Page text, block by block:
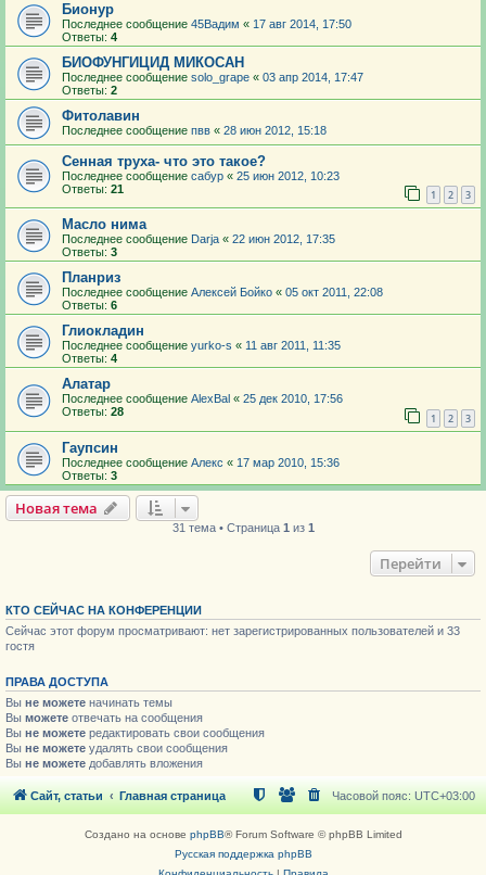
Бионур
Последнее сообщение 45Вадим « 17 авг 2014, 17:50
Ответы: 4
БИОФУНГИЦИД МИКОСАН
Последнее сообщение solo_grape « 03 апр 2014, 17:47
Ответы: 2
Фитолавин
Последнее сообщение пвв « 28 июн 2012, 15:18
Сенная труха- что это такое?
Последнее сообщение сабур « 25 июн 2012, 10:23
Ответы: 21 1 2 3
Масло нима
Последнее сообщение Darja « 22 июн 2012, 17:35
Ответы: 3
Планриз
Последнее сообщение Алексей Бойко « 05 окт 2011, 22:08
Ответы: 6
Глиокладин
Последнее сообщение yurko-s « 11 авг 2011, 11:35
Ответы: 4
Алатар
Последнее сообщение AlexBal « 25 дек 2010, 17:56
Ответы: 28 1 2 3
Гаупсин
Последнее сообщение Алекс « 17 мар 2010, 15:36
Ответы: 3
Новая тема
31 тема • Страница 1 из 1
Перейти
КТО СЕЙЧАС НА КОНФЕРЕНЦИИ
Сейчас этот форум просматривают: нет зарегистрированных пользователей и 33
гостя
ПРАВА ДОСТУПА
Вы не можете начинать темы
Вы можете отвечать на сообщения
Вы не можете редактировать свои сообщения
Вы не можете удалять свои сообщения
Вы не можете добавлять вложения
Сайт, статьи Главная страница Часовой пояс: UTC+03:00
Создано на основе phpBB® Forum Software © phpBB Limited
Русская поддержка phpBB